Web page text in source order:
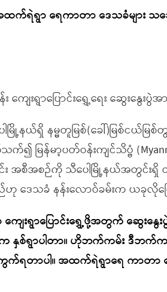
က်ရဲရွာ ရေကာတာ ဒေသခံများ သ
ေးရွာပြောင်းရွှေ့ရေး ဆွေးနွေး
ေါမြို့နယ်ရှိ နမ္မတူမြစ်(ခေါ်)မြစ်င
က်၍ မြန်မာ့ပတ်ဝန်းကျင်သိပ္ဗံ
င်း အစီအစဉ်ကို သီပေါမြို့နယ်အတွင်းရှိ
ဒေသခံ နန်းလောဝ်ခမ်းက ယခုလိုပ
ရွာပြောင်းရွှေ့ဖို့အတွက် ဆွေးနွေး
စ်ရွာပါတာ။ ဟိုဘက်ကမ်း ဒီဘက်ကမ်
က်ရတာပါ။ အထက်ရဲရွာရေ ကာတ